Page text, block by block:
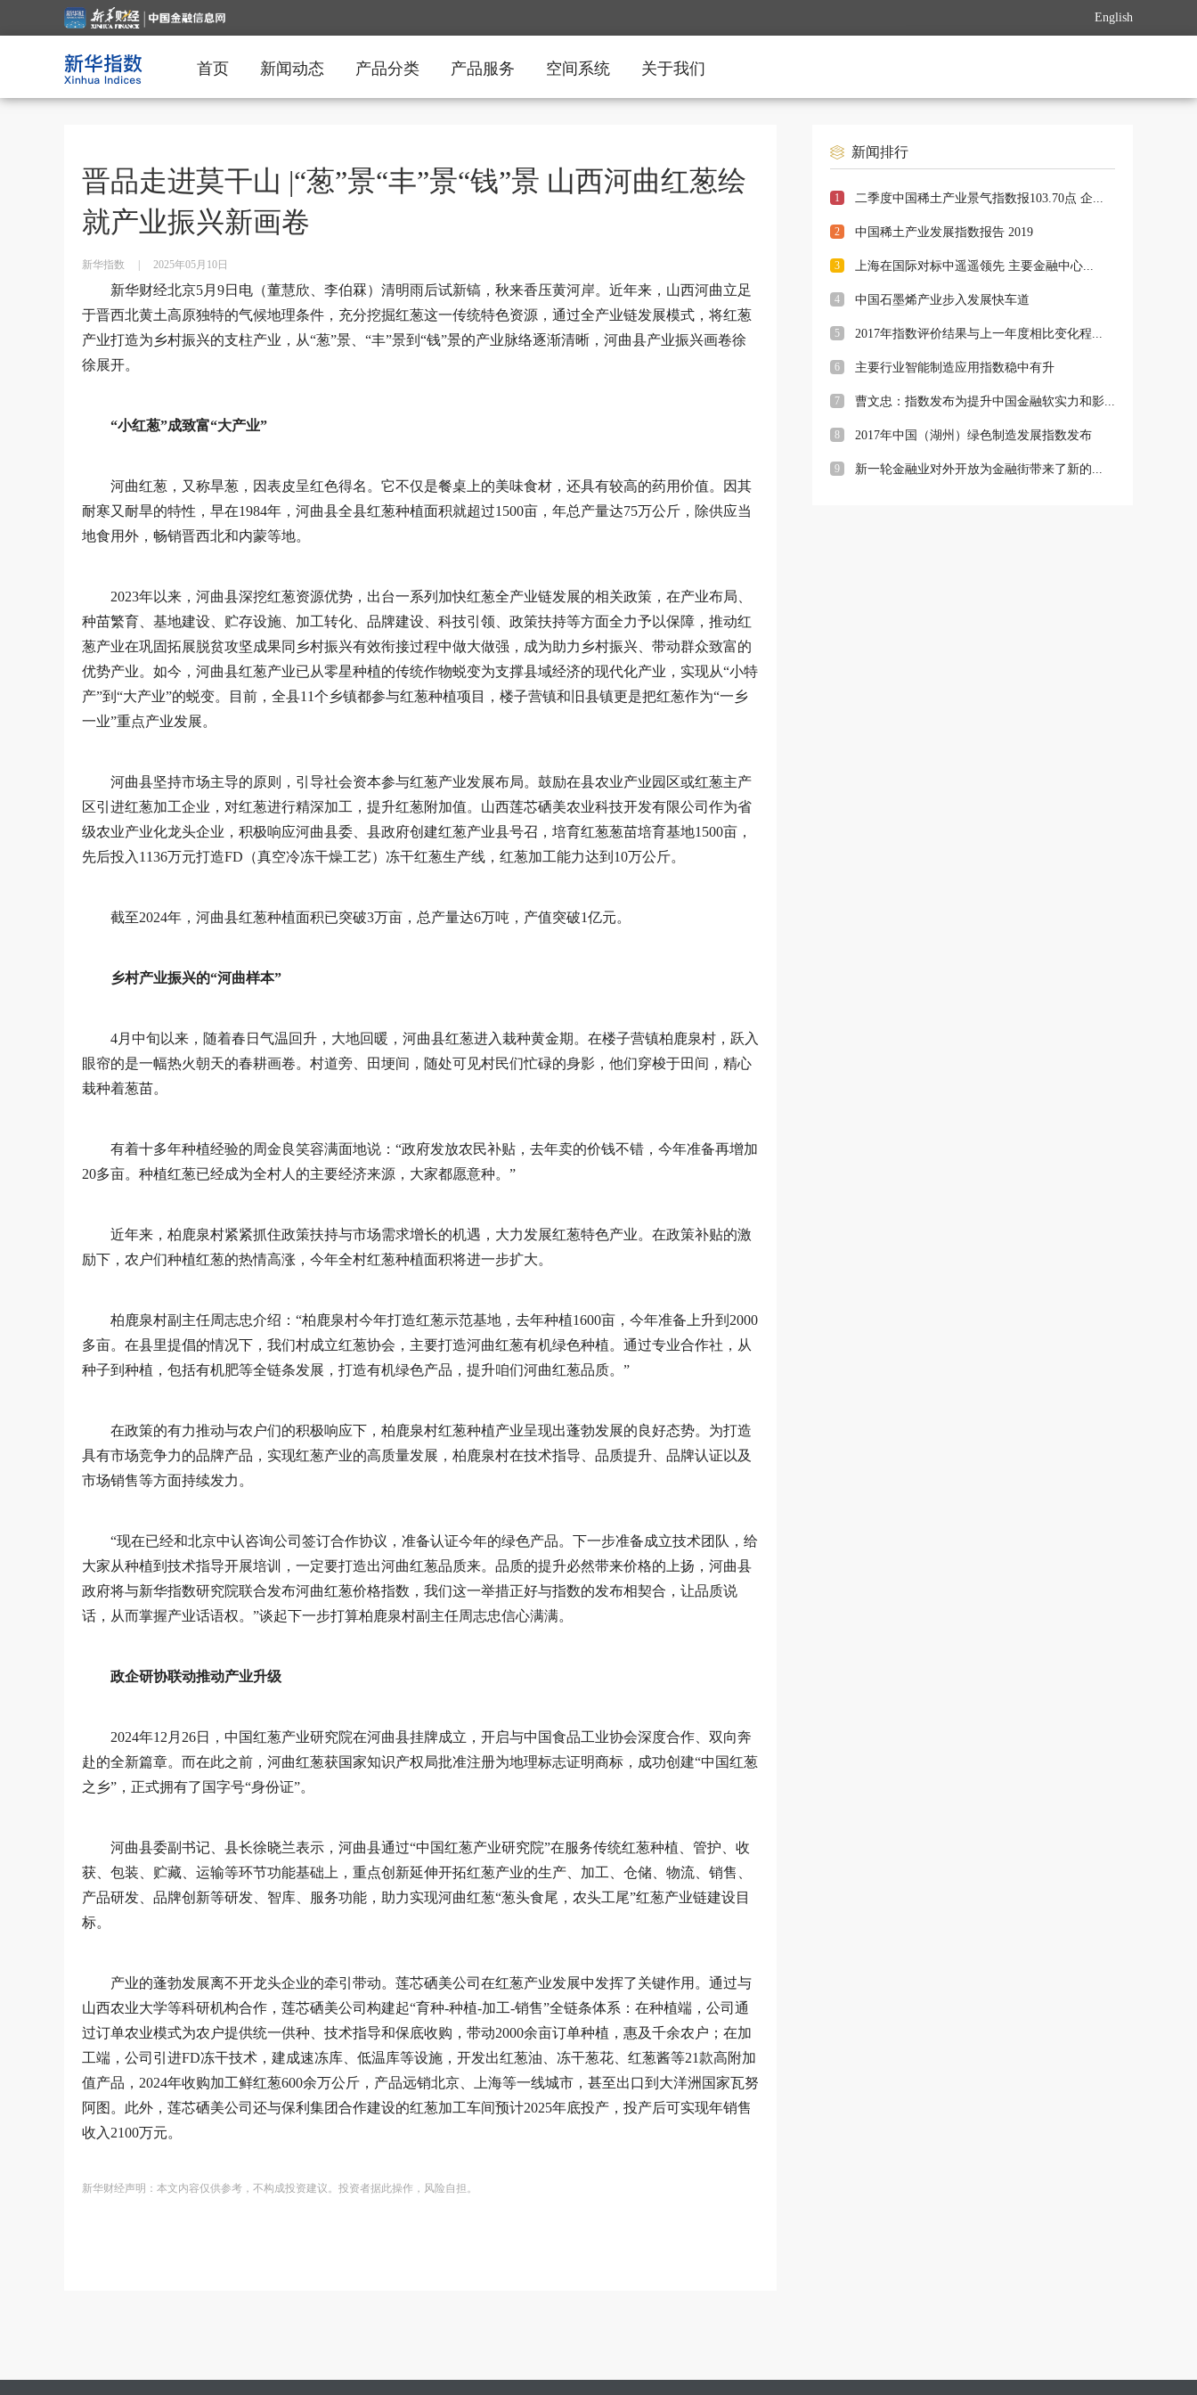
English
首页 新闻动态 产品分类 产品服务 空间系统 关于我们
晋品走进莫干山 |“葱”景“丰”景“钱”景 山西河曲红葱绘
就产业振兴新画卷
新华指数 2025年05月10日
新华财经北京5月9日电（董慧欣、李伯罧）清明雨后试新镐，秋来香压黄河岸。近年来，山西河曲立足
于晋西北黄土高原独特的气候地理条件，充分挖掘红葱这一传统特色资源，通过全产业链发展模式，将红葱
产业打造为乡村振兴的支柱产业，从“葱”景、“丰”景到“钱”景的产业脉络逐渐清晰，河曲县产业振兴画卷徐
徐展开。
“小红葱”成致富“大产业”
河曲红葱，又称旱葱，因表皮呈红色得名。它不仅是餐桌上的美味食材，还具有较高的药用价值。因其
耐寒又耐旱的特性，早在1984年，河曲县全县红葱种植面积就超过1500亩，年总产量达75万公斤，除供应当
地食用外，畅销晋西北和内蒙等地。
2023年以来，河曲县深挖红葱资源优势，出台一系列加快红葱全产业链发展的相关政策，在产业布局、
种苗繁育、基地建设、贮存设施、加工转化、品牌建设、科技引领、政策扶持等方面全力予以保障，推动红
葱产业在巩固拓展脱贫攻坚成果同乡村振兴有效衔接过程中做大做强，成为助力乡村振兴、带动群众致富的
优势产业。如今，河曲县红葱产业已从零星种植的传统作物蜕变为支撑县域经济的现代化产业，实现从“小特
产”到“大产业”的蜕变。目前，全县11个乡镇都参与红葱种植项目，楼子营镇和旧县镇更是把红葱作为“一乡
一业”重点产业发展。
河曲县坚持市场主导的原则，引导社会资本参与红葱产业发展布局。鼓励在县农业产业园区或红葱主产
区引进红葱加工企业，对红葱进行精深加工，提升红葱附加值。山西莲芯硒美农业科技开发有限公司作为省
级农业产业化龙头企业，积极响应河曲县委、县政府创建红葱产业县号召，培育红葱葱苗培育基地1500亩，
先后投入1136万元打造FD（真空冷冻干燥工艺）冻干红葱生产线，红葱加工能力达到10万公斤。
截至2024年，河曲县红葱种植面积已突破3万亩，总产量达6万吨，产值突破1亿元。
乡村产业振兴的“河曲样本”
4月中旬以来，随着春日气温回升，大地回暖，河曲县红葱进入栽种黄金期。在楼子营镇柏鹿泉村，跃入
眼帘的是一幅热火朝天的春耕画卷。村道旁、田埂间，随处可见村民们忙碌的身影，他们穿梭于田间，精心
栽种着葱苗。
有着十多年种植经验的周金良笑容满面地说：“政府发放农民补贴，去年卖的价钱不错，今年准备再增加
20多亩。种植红葱已经成为全村人的主要经济来源，大家都愿意种。”
近年来，柏鹿泉村紧紧抓住政策扶持与市场需求增长的机遇，大力发展红葱特色产业。在政策补贴的激
励下，农户们种植红葱的热情高涨，今年全村红葱种植面积将进一步扩大。
柏鹿泉村副主任周志忠介绍：“柏鹿泉村今年打造红葱示范基地，去年种植1600亩，今年准备上升到2000
多亩。在县里提倡的情况下，我们村成立红葱协会，主要打造河曲红葱有机绿色种植。通过专业合作社，从
种子到种植，包括有机肥等全链条发展，打造有机绿色产品，提升咱们河曲红葱品质。”
在政策的有力推动与农户们的积极响应下，柏鹿泉村红葱种植产业呈现出蓬勃发展的良好态势。为打造
具有市场竞争力的品牌产品，实现红葱产业的高质量发展，柏鹿泉村在技术指导、品质提升、品牌认证以及
市场销售等方面持续发力。
“现在已经和北京中认咨询公司签订合作协议，准备认证今年的绿色产品。下一步准备成立技术团队，给
大家从种植到技术指导开展培训，一定要打造出河曲红葱品质来。品质的提升必然带来价格的上扬，河曲县
政府将与新华指数研究院联合发布河曲红葱价格指数，我们这一举措正好与指数的发布相契合，让品质说
话，从而掌握产业话语权。”谈起下一步打算柏鹿泉村副主任周志忠信心满满。
政企研协联动推动产业升级
2024年12月26日，中国红葱产业研究院在河曲县挂牌成立，开启与中国食品工业协会深度合作、双向奔
赴的全新篇章。而在此之前，河曲红葱获国家知识产权局批准注册为地理标志证明商标，成功创建“中国红葱
之乡”，正式拥有了国字号“身份证”。
河曲县委副书记、县长徐晓兰表示，河曲县通过“中国红葱产业研究院”在服务传统红葱种植、管护、收
获、包装、贮藏、运输等环节功能基础上，重点创新延伸开拓红葱产业的生产、加工、仓储、物流、销售、
产品研发、品牌创新等研发、智库、服务功能，助力实现河曲红葱“葱头食尾，农头工尾”红葱产业链建设目
标。
产业的蓬勃发展离不开龙头企业的牵引带动。莲芯硒美公司在红葱产业发展中发挥了关键作用。通过与
山西农业大学等科研机构合作，莲芯硒美公司构建起“育种-种植-加工-销售”全链条体系：在种植端，公司通
过订单农业模式为农户提供统一供种、技术指导和保底收购，带动2000余亩订单种植，惠及千余农户；在加
工端，公司引进FD冻干技术，建成速冻库、低温库等设施，开发出红葱油、冻干葱花、红葱酱等21款高附加
值产品，2024年收购加工鲜红葱600余万公斤，产品远销北京、上海等一线城市，甚至出口到大洋洲国家瓦努
阿图。此外，莲芯硒美公司还与保利集团合作建设的红葱加工车间预计2025年底投产，投产后可实现年销售
收入2100万元。
新华财经声明：本文内容仅供参考，不构成投资建议。投资者据此操作，风险自担。
新闻排行
1 二季度中国稀土产业景气指数报103.70点 企...
2 中国稀土产业发展指数报告 2019
3 上海在国际对标中遥遥领先 主要金融中心...
4 中国石墨烯产业步入发展快车道
5 2017年指数评价结果与上一年度相比变化程...
6 主要行业智能制造应用指数稳中有升
7 曹文忠：指数发布为提升中国金融软实力和影...
8 2017年中国（湖州）绿色制造发展指数发布
9 新一轮金融业对外开放为金融街带来了新的...